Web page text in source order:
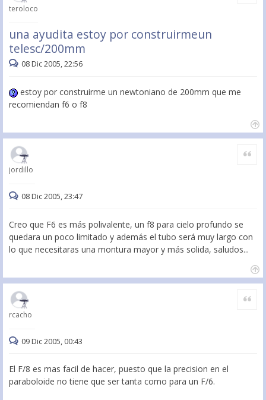
teroloco
una ayudita estoy por construirmeun
telesc/200mm
08 Dic 2005, 22:56
estoy por construirme un newtoniano de 200mm que me
recomiendan f6 o f8
jordillo
Citar
08 Dic 2005, 23:47
Creo que F6 es más polivalente, un f8 para cielo profundo se
quedara un poco limitado y además el tubo será muy largo con
lo que necesitaras una montura mayor y más solida, saludos...
rcacho
Citar
09 Dic 2005, 00:43
El F/8 es mas facil de hacer, puesto que la precision en el
paraboloide no tiene que ser tanta como para un F/6.